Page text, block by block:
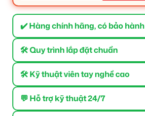
✔️ Hàng chính hãng, có bảo hành
🛠 Quy trình lắp đặt chuẩn
🛠 Kỹ thuật viên tay nghề cao
💬 Hỗ trợ kỹ thuật 24/7